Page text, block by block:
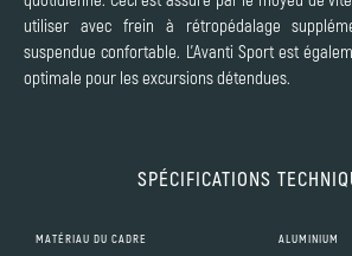
utiliser avec frein à rétropédalage
suspendue confortable. L'Avanti Sport est
optimale pour les excursions détendues.
SPÉCIFICATIONS
MATÉRIAU DU CADRE ALUMINIUM